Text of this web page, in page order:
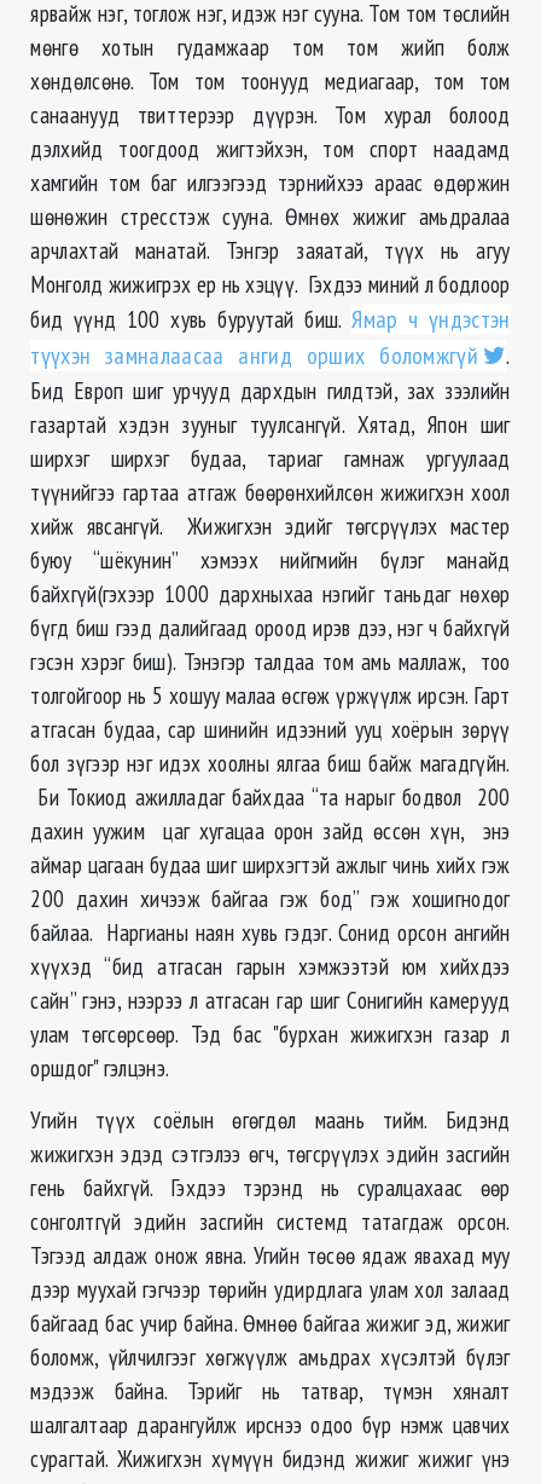
ярвайж нэг, тоглож нэг, идэж нэг сууна. Том том төслийн
мөнгө хотын гудамжаар том том жийп болж
хөндөлсөнө. Том том тоонууд медиагаар, том том
санаанууд твиттерээр дүүрэн. Том хурал болоод
дэлхийд тоогдоод жигтэйхэн, том спорт наадамд
хамгийн том баг илгээгээд тэрнийхээ араас өдөржин
шөнөжин стресстэж сууна. Өмнөх жижиг амьдралаа
арчлахтай манатай. Тэнгэр заяатай, түүх нь агуу
Монголд жижигрэх ер нь хэцүү. Гэхдээ миний л бодлоор
бид үүнд 100 хувь буруутай биш.Ямар ч үндэстэн
түүхэн замналаасаа ангид орших боломжгүй
.
Бид Европ шиг урчууд дархдын гилдтэй, зах зээлийн
газартай хэдэн зууныг туулсангүй. Хятад, Япон шиг
ширхэг ширхэг будаа, тариаг гамнаж ургуулаад
түүнийгээ гартаа атгаж бөөрөнхийлсөн жижигхэн хоол
хийж явсангүй. Жижигхэн эдийг төгсрүүлэх мастер
буюу “шёкунин” хэмээх нийгмийн бүлэг манайд
байхгүй(гэхээр 1000 дархныхаа нэгийг таньдаг нөхөр
бүгд биш гээд далийгаад ороод ирэв дээ, нэг ч байхгүй
гэсэн хэрэг биш). Тэнэгэр талдаа том амь маллаж, тоо
толгойгоор нь 5 хошуу малаа өсгөж үржүүлж ирсэн. Гарт
атгасан будаа, сар шинийн идээний ууц хоёрын зөрүү
бол зүгээр нэг идэх хоолны ялгаа биш байж магадгүйн.
Би Токиод ажилладаг байхдаа “та нарыг бодвол 200
дахин уужим цаг хугацаа орон зайд өссөн хүн, энэ
аймар цагаан будаа шиг ширхэгтэй ажлыг чинь хийх гэж
200 дахин хичээж байгаа гэж бод” гэж хошигнодог
байлаа. Наргианы наян хувь гэдэг. Сонид орсон ангийн
хүүхэд “бид атгасан гарын хэмжээтэй юм хийхдээ
сайн” гэнэ, нээрээ л атгасан гар шиг Сонигийн камерууд
улам төгсөрсөөр. Тэд бас "бурхан жижигхэн газар л
оршдог" гэлцэнэ.
Угийн түүх соёлын өгөгдөл маань тийм. Бидэнд
жижигхэн эдэд сэтгэлээ өгч, төгсрүүлэх эдийн засгийн
гень байхгүй. Гэхдээ тэрэнд нь суралцахаас өөр
сонголтгүй эдийн засгийн системд татагдаж орсон.
Тэгээд алдаж онож явна. Угийн төсөө ядаж явахад муу
дээр муухай гэгчээр төрийн удирдлага улам хол залаад
байгаад бас учир байна. Өмнөө байгаа жижиг эд, жижиг
боломж, үйлчилгээг хөгжүүлж амьдрах хүсэлтэй бүлэг
мэдээж байна. Тэрийг нь татвар, түмэн хяналт
шалгалтаар дарангуйлж ирснээ одоо бүр нэмж цавчих
сурагтай. Жижигхэн хүмүүн бидэнд жижиг жижиг үнэ